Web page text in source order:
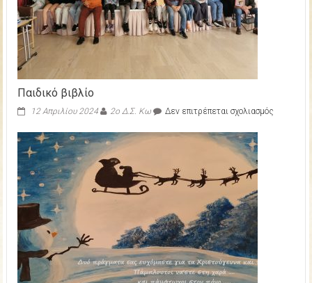
Παιδικό βιβλίο
12 Απριλίου 2024 2ο Δ.Σ. Κω Δεν επιτρέπεται σχολιασμόςστο